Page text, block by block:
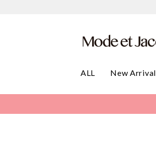
ALL New Arrival